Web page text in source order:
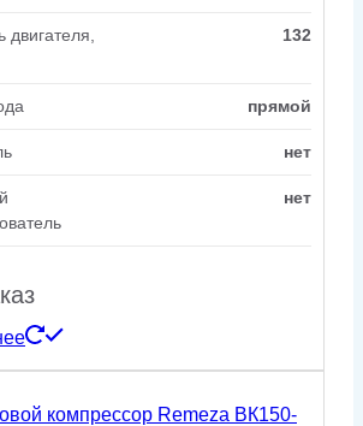
132
прямой
нет
нет